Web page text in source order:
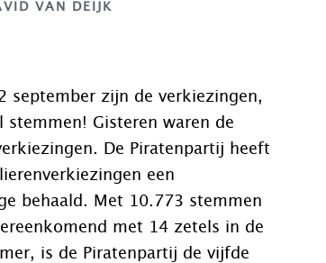
VAN DEIJK
september zijn de verkiezingen,
stemmen! Gisteren waren de
De Piratenpartij heeft
een
behaald. Met 10.773 stemmen
met 14 zetels in de
is de Piratenpartij de vijfde